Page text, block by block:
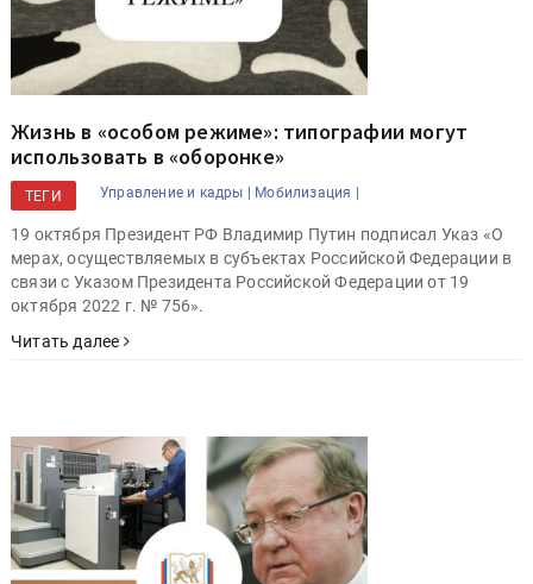
Жизнь в «особом режиме»: типографии могут
использовать в «оборонке»
ТЕГИ Управление и кадры | Мобилизация |
19 октября Президент РФ Владимир Путин подписал Указ «О
мерах, осуществляемых в субъектах Российской Федерации в
связи с Указом Президента Российской Федерации от 19
октября 2022 г. № 756».
Читать далее